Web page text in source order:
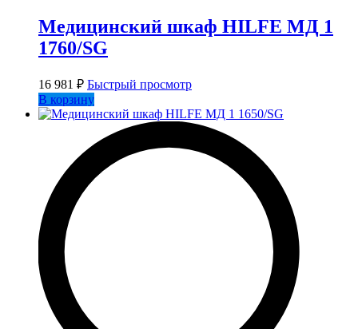
Медицинский шкаф HILFE МД 1
1760/SG
16 981 ₽ Быстрый просмотр
В корзину